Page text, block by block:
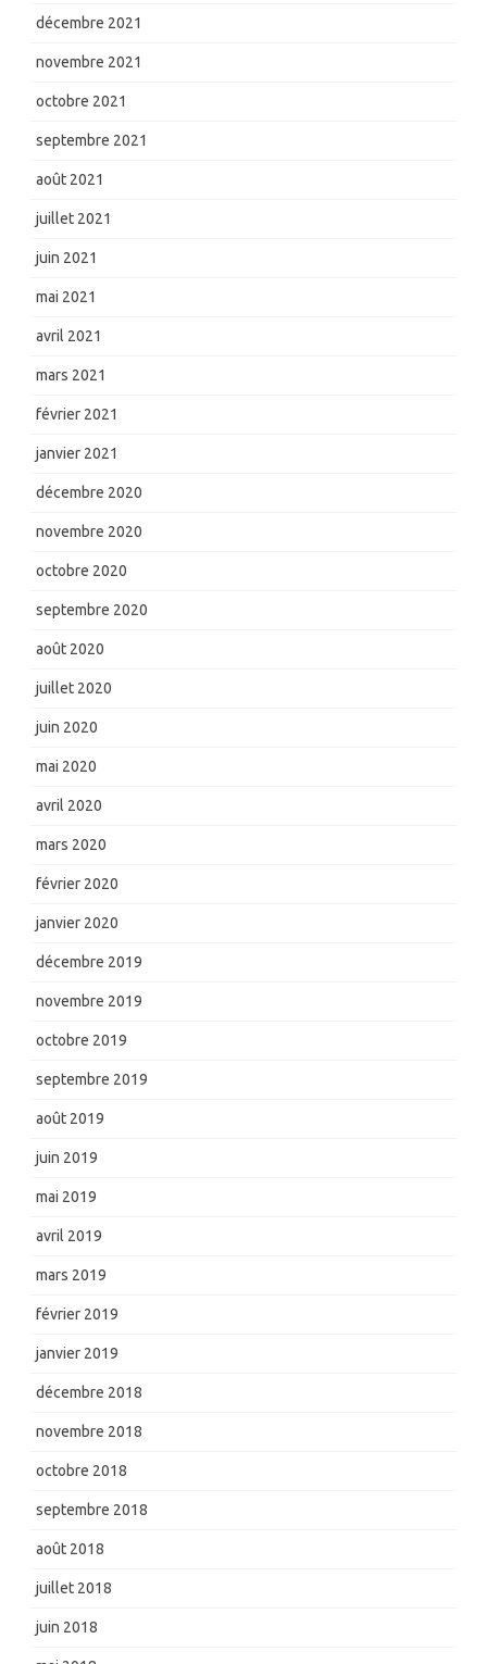
décembre 2021
novembre 2021
octobre 2021
septembre 2021
août 2021
juillet 2021
juin 2021
mai 2021
avril 2021
mars 2021
février 2021
janvier 2021
décembre 2020
novembre 2020
octobre 2020
septembre 2020
août 2020
juillet 2020
juin 2020
mai 2020
avril 2020
mars 2020
février 2020
janvier 2020
décembre 2019
novembre 2019
octobre 2019
septembre 2019
août 2019
juin 2019
mai 2019
avril 2019
mars 2019
février 2019
janvier 2019
décembre 2018
novembre 2018
octobre 2018
septembre 2018
août 2018
juillet 2018
juin 2018